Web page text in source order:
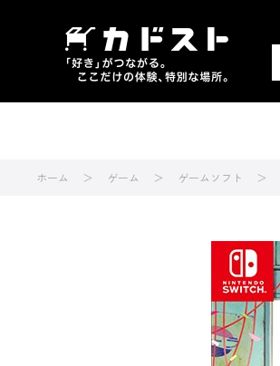
ホーム ゲーム ゲームソフト